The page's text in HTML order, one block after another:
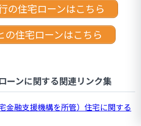
の住宅ローンはこちら
の住宅ローンはこちら
ーンに関する関連リンク集
金融支援機構を所管）住宅に関する